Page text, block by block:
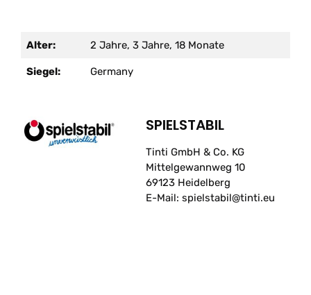
Alter: 2 Jahre, 3 Jahre, 18 Monate
Siegel: Germany
SPIELSTABIL
Tinti GmbH & Co. KG
Mittelgewannweg 10
69123 Heidelberg
E-Mail: spielstabil@tinti.eu